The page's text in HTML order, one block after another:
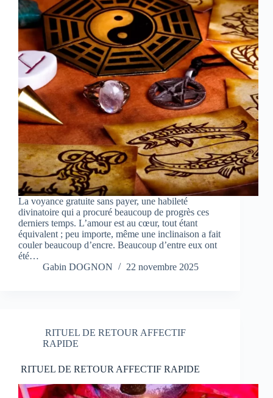
La voyance gratuite sans payer, une habileté
divinatoire qui a procuré beaucoup de progrès ces
derniers temps. L’amour est au cœur, tout étant
équivalent ; peu importe, même une inclinaison a fait
couler beaucoup d’encre. Beaucoup d’entre eux ont
été…
Gabin DOGNON
22 novembre 2025
RITUEL DE RETOUR AFFECTIF
RAPIDE
RITUEL DE RETOUR AFFECTIF RAPIDE